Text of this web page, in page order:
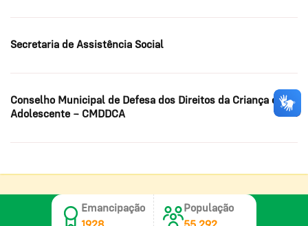
Secretaria de Assistência Social
Conselho Municipal de Defesa dos Direitos da Criança e do
Adolescente – CMDDCA
Emancipação
População